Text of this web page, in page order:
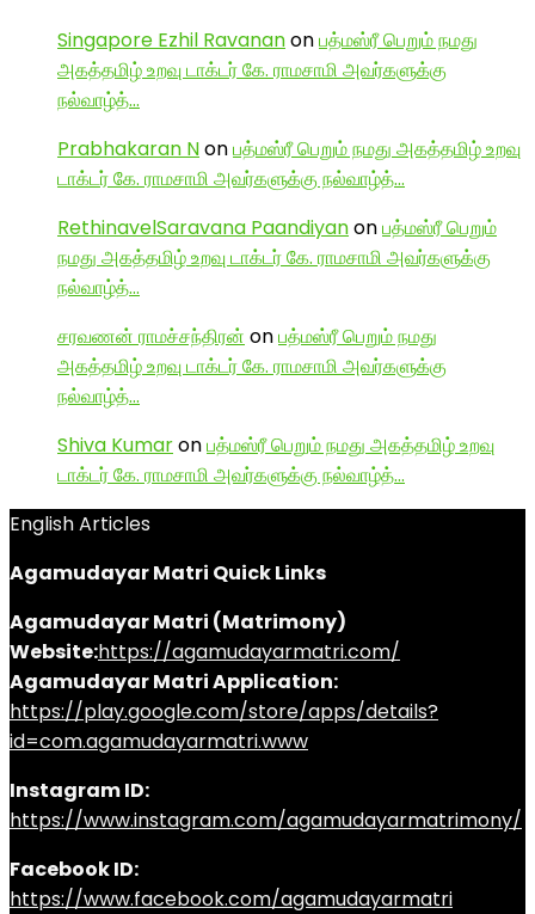
Singapore Ezhil Ravananonபத்மஸ்ரீ பெறும் நமது
அகத்தமிழ் உறவு டாக்டர் கே. ராமசாமி அவர்களுக்கு
நல்வாழ்த்…
Prabhakaran Nonபத்மஸ்ரீ பெறும் நமது அகத்தமிழ் உறவு
டாக்டர் கே. ராமசாமி அவர்களுக்கு நல்வாழ்த்…
RethinavelSaravana Paandiyanonபத்மஸ்ரீ பெறும்
நமது அகத்தமிழ் உறவு டாக்டர் கே. ராமசாமி அவர்களுக்கு
நல்வாழ்த்…
சரவணன் ராமச்சந்திரன் onபத்மஸ்ரீ பெறும் நமது
அகத்தமிழ் உறவு டாக்டர் கே. ராமசாமி அவர்களுக்கு
நல்வாழ்த்…
Shiva Kumaronபத்மஸ்ரீ பெறும் நமது அகத்தமிழ் உறவு
டாக்டர் கே. ராமசாமி அவர்களுக்கு நல்வாழ்த்…
English Articles
Agamudayar Matri Quick Links
Agamudayar Matri (Matrimony)
Website:https://agamudayarmatri.com/
Agamudayar Matri Application:
https://play.google.com/store/apps/details?
id=com.agamudayarmatri.www
Instagram ID:
https://www.instagram.com/agamudayarmatrimony/
Facebook ID:
https://www.facebook.com/agamudayarmatri